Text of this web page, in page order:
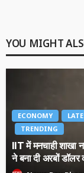
YOU MIGHT
ECONOMY
TRENDING
IIT में मनचाही शाखा
ने बना दी अरबों